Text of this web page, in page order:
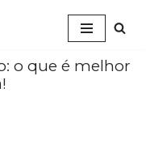
o que é melhor